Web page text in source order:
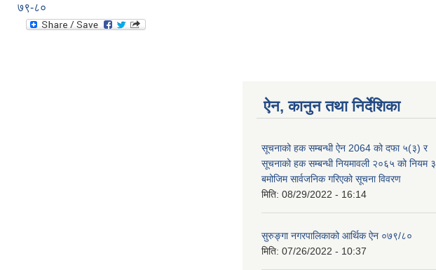
७९-८०
ऐन, कानुन तथा निर्देशिका
सूचनाको हक सम्बन्धी ऐन 2064 को दफा ५(३) र
सूचनाको हक सम्बन्धी नियमावली २०६५ को नियम ३
बमोजिम सार्वजनिक गरिएको सूचना विवरण
मिति: 08/29/2022 - 16:14
सुरुङ्गा नगरपालिकाको आर्थिक ऐन ०७९/८०
मिति: 07/26/2022 - 10:37